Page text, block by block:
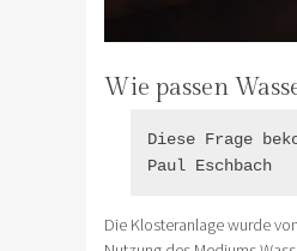
Wie passen
Diese Frage
Paul Eschbach
Die Klosteranlage wurde